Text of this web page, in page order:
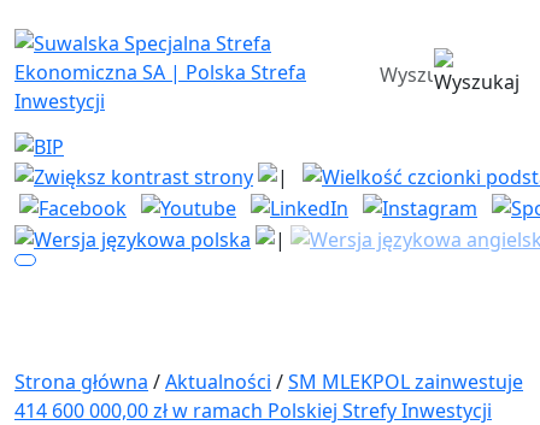
Suwalska Specjalna Strefawyszukiwarka
Strona główna /Aktualności /SM MLEKPOL zainwestuje
414 600 000,00 zł w ramach Polskiej Strefy Inwestycji